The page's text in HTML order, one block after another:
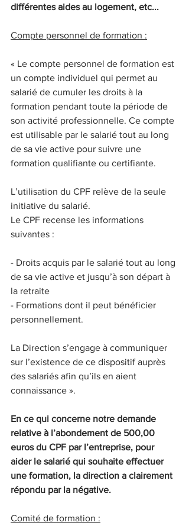
différentes aides au logement, etc...
Compte personnel de formation :
« Le compte personnel de formation est
un compte individuel qui permet au
salarié de cumuler les droits à la
formation pendant toute la période de
son activité professionnelle. Ce compte
est utilisable par le salarié tout au long
de sa vie active pour suivre une
formation qualifiante ou certifiante.
L’utilisation du CPF relève de la seule
initiative du salarié.
Le CPF recense les informations
suivantes :
- Droits acquis par le salarié tout au long
de sa vie active et jusqu’à son départ à
la retraite
- Formations dont il peut bénéficier
personnellement.
La Direction s’engage à communiquer
sur l’existence de ce dispositif auprès
des salariés afin qu’ils en aient
connaissance ».
En ce qui concerne notre demande
relative à l’abondement de 500,00
euros du CPF par l’entreprise, pour
aider le salarié qui souhaite effectuer
une formation, la direction a clairement
répondu par la négative.
Comité de formation :